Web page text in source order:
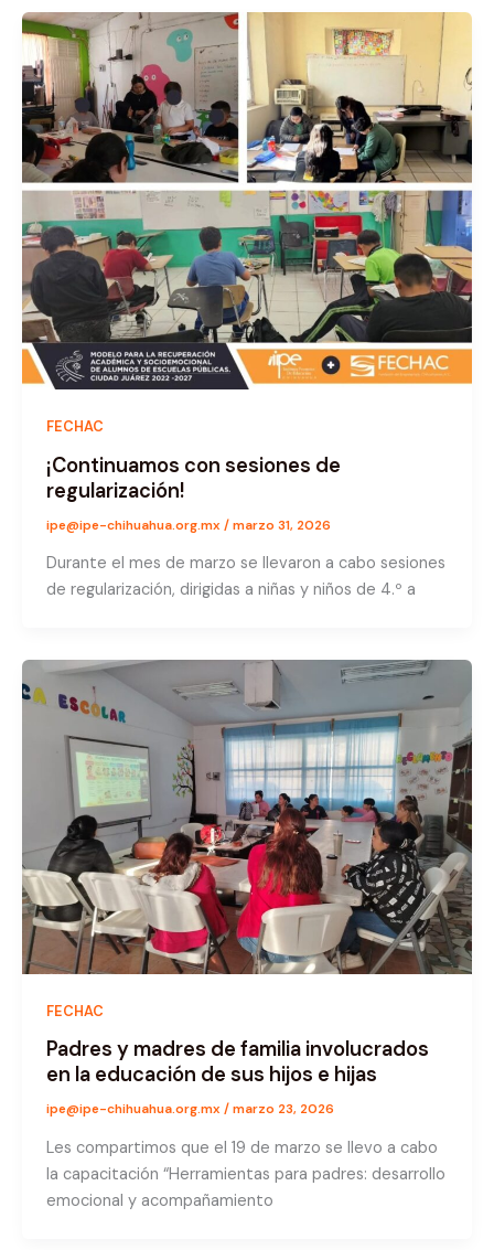
FECHAC
¡Continuamos con sesiones de
regularización!
ipe@ipe-chihuahua.org.mx /marzo 31, 2026
Durante el mes de marzo se llevaron a cabo sesiones
de regularización, dirigidas a niñas y niños de 4.º a
FECHAC
Padres y madres de familia involucrados
en la educación de sus hijos e hijas
ipe@ipe-chihuahua.org.mx /marzo 23, 2026
Les compartimos que el 19 de marzo se llevo a cabo
la capacitación “Herramientas para padres: desarrollo
emocional y acompañamiento